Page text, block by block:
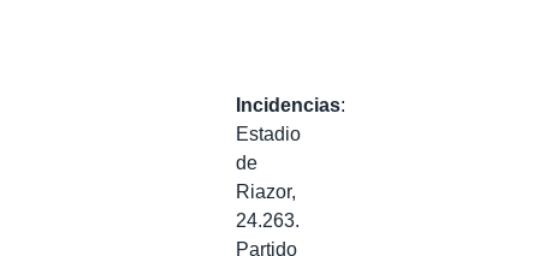
Incidencias:
Estadio
de
Riazor,
24.263.
Partido